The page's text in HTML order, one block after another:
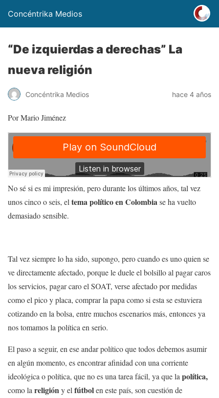
Concéntrika Medios
“De izquierdas a derechas” La
nueva religión
Concéntrika Medios hace 4 años
Por Mario Jiménez
No sé si es mi impresión, pero durante los últimos años, tal vez
unos cinco o seis, eltema político en Colombiase ha vuelto
demasiado sensible.
Tal vez siempre lo ha sido, supongo, pero cuando es uno quien se
ve directamente afectado, porque le duele el bolsillo al pagar caros
los servicios, pagar caro el SOAT, verse afectado por medidas
como el pico y placa, comprar la papa como si esta se estuviera
cotizando en la bolsa, entre muchos escenarios más, entonces ya
nos tomamos la política en serio.
El paso a seguir, en ese andar político que todos debemos asumir
en algún momento, es encontrar afinidad con una corriente
ideológica o política, que no es una tarea fácil, ya que lapolítica,
como lareligióny elfútbolen este país, son cuestión de